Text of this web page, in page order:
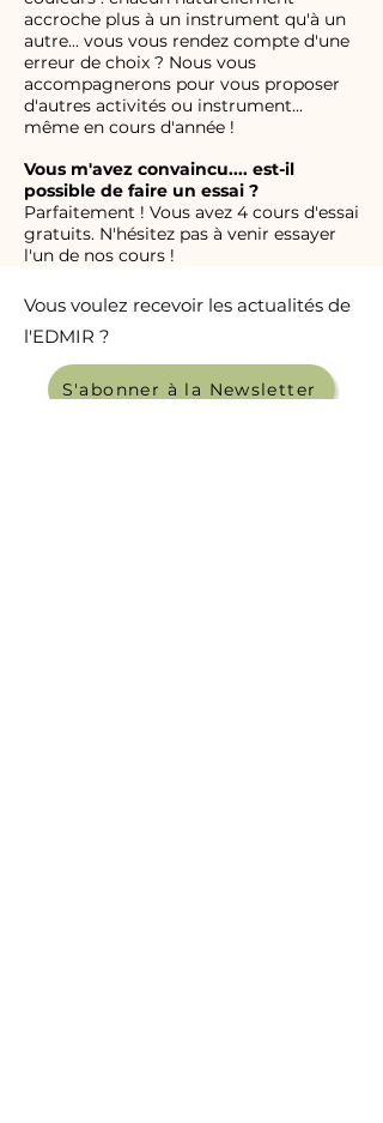
accroche plus à un instrument qu'à un
autre... vous vous rendez compte d'une
erreur de choix ? Nous vous
accompagnerons pour vous proposer
d'autres activités ou instrument...
même en cours d'année !
Vous m'avez convaincu.... est-il
possible de faire un essai ?
Parfaitement ! Vous avez 4 cours d'essai
gratuits. N'hésitez pas à venir essayer
l'un de nos cours !
Vous voulez recevoir les actualités de
l'EDMIR ?
S'abonner à la Newsletter